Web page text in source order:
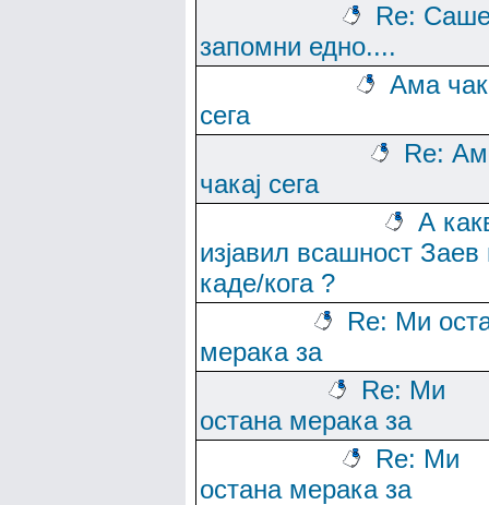
Re:
запомни едно....
Ама
сега
Re:
чакај сега
А
изјавил всашност Заев
каде/кога ?
Re: Ми
мерака за
Re: Ми
остана мерака за
Re: Ми
остана мерака за